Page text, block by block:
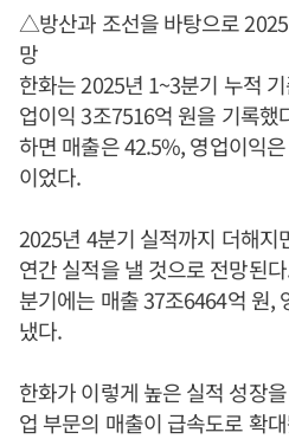
△방산과 조선을 바탕으로
망
한화는 2025년 1~3분기 누적
업이익 3조7516억 원을 기록했
하면 매출은 42.5%, 영업이익
이었다.
2025년 4분기 실적까지 더해지
연간 실적을 낼 것으로 전망된
분기에는 매출 37조6464억 원,
냈다.
한화가 이렇게 높은 실적 성장
업 부문의 매출이 급속도로 확